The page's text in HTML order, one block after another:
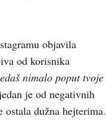
objavila
od korisnika
nimalo poput tvoje
je od negativnih
ostala dužna hejterima.